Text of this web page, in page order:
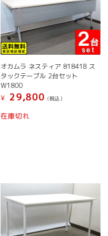
オカムラ ネスティア 81841B ス
タックテーブル 2台セット
W1800
¥ 29,800 (税込）
在庫切れ